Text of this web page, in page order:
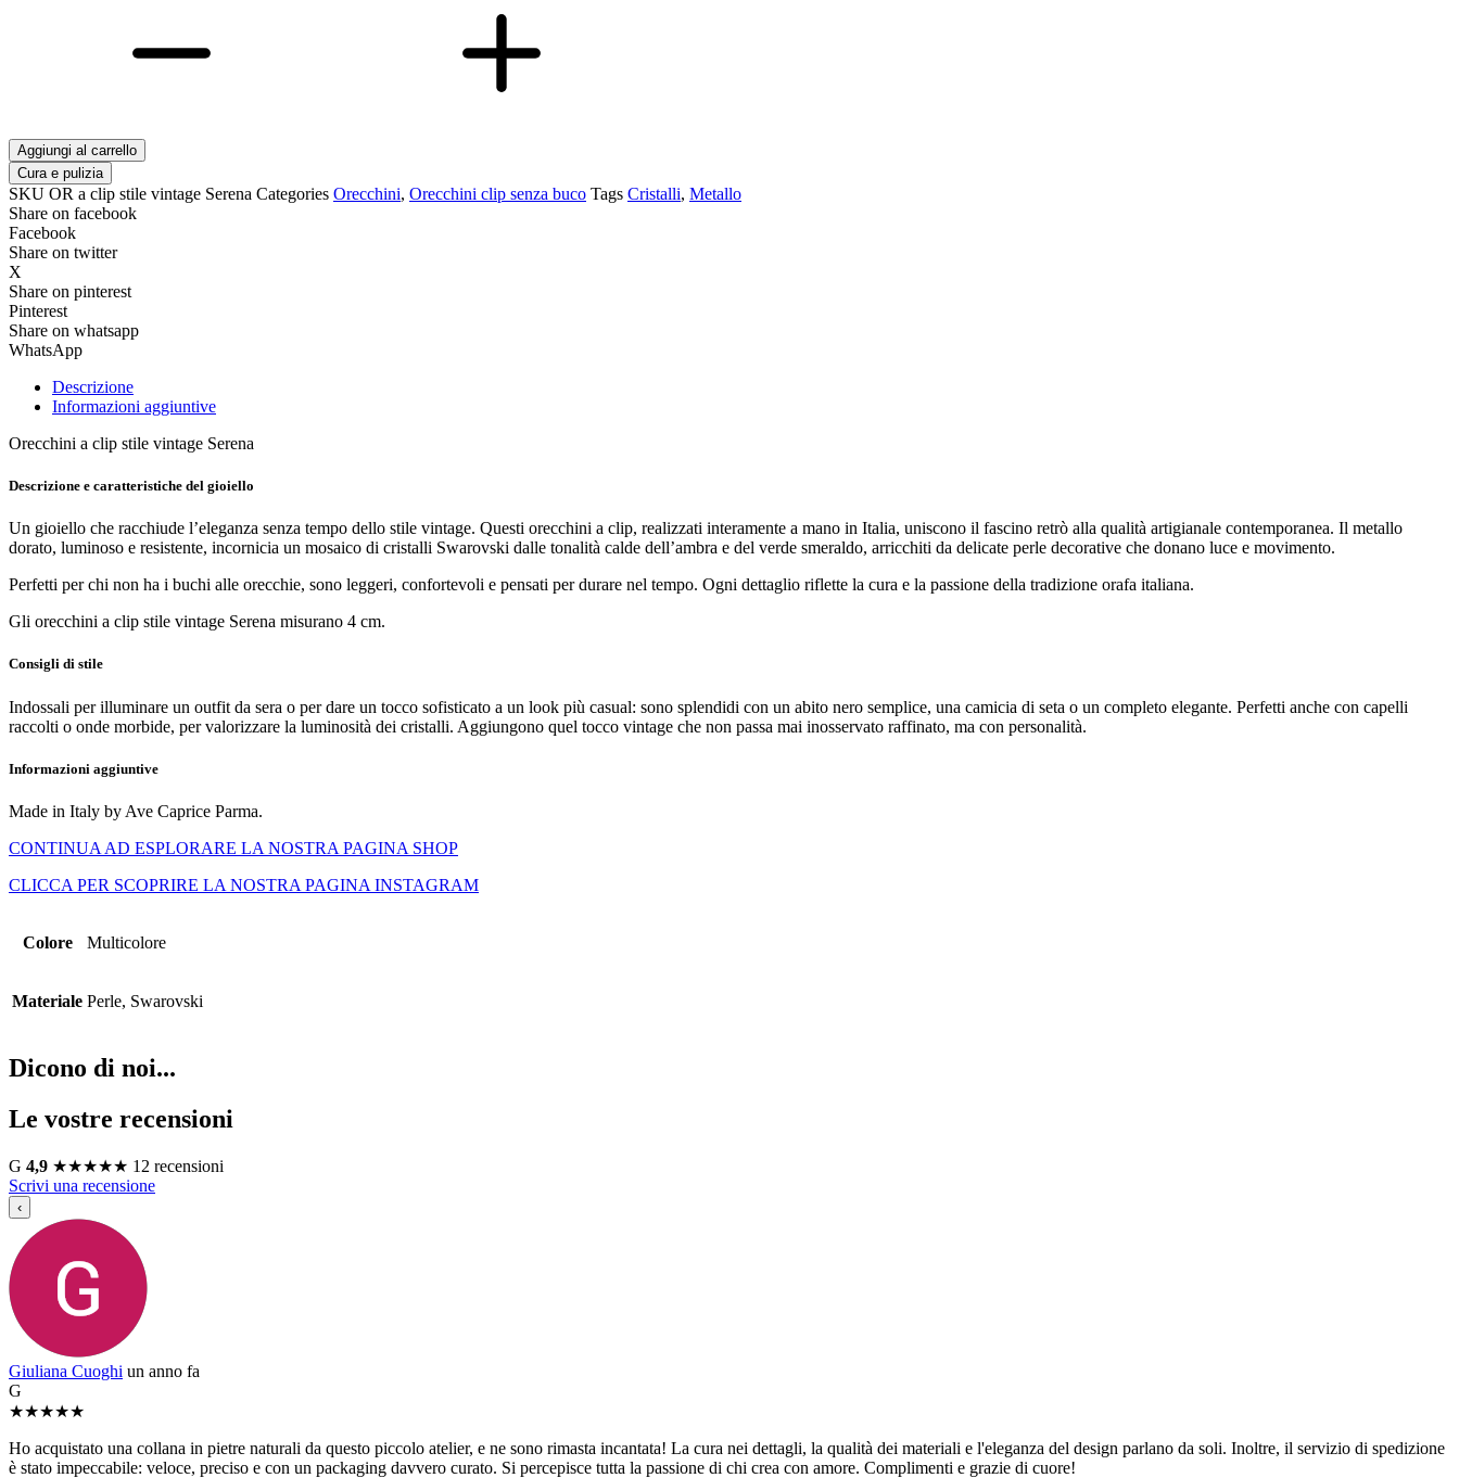
Aggiungi al carrello
Cura e pulizia
SKU OR a clip stile vintage Serena Categories Orecchini, Orecchini clip senza buco Tags Cristalli, Metallo
Share on facebook
Facebook
Share on twitter
X
Share on pinterest
Pinterest
Share on whatsapp
WhatsApp
Descrizione
Informazioni aggiuntive
Orecchini a clip stile vintage Serena
Descrizione e caratteristiche del gioiello
Un gioiello che racchiude l’eleganza senza tempo dello stile vintage. Questi orecchini a clip, realizzati interamente a mano in Italia, uniscono il fascino retrò alla qualità artigianale contemporanea. Il metallo
dorato, luminoso e resistente, incornicia un mosaico di cristalli Swarovski dalle tonalità calde dell’ambra e del verde smeraldo, arricchiti da delicate perle decorative che donano luce e movimento.
Perfetti per chi non ha i buchi alle orecchie, sono leggeri, confortevoli e pensati per durare nel tempo. Ogni dettaglio riflette la cura e la passione della tradizione orafa italiana.
Gli orecchini a clip stile vintage Serena misurano 4 cm.
Consigli di stile
Indossali per illuminare un outfit da sera o per dare un tocco sofisticato a un look più casual: sono splendidi con un abito nero semplice, una camicia di seta o un completo elegante. Perfetti anche con capelli
raccolti o onde morbide, per valorizzare la luminosità dei cristalli. Aggiungono quel tocco vintage che non passa mai inosservato raffinato, ma con personalità.
Informazioni aggiuntive
Made in Italy by Ave Caprice Parma.
CONTINUA AD ESPLORARE LA NOSTRA PAGINA SHOP
CLICCA PER SCOPRIRE LA NOSTRA PAGINA INSTAGRAM
Colore Multicolore
Materiale Perle, Swarovski
Dicono di noi...
Le vostre recensioni
G 4,9 ★★★★★ 12 recensioni
Scrivi una recensione
‹
Giuliana Cuoghi un anno fa
G
★★★★★
Ho acquistato una collana in pietre naturali da questo piccolo atelier, e ne sono rimasta incantata! La cura nei dettagli, la qualità dei materiali e l'eleganza del design parlano da soli. Inoltre, il servizio di spedizione
è stato impeccabile: veloce, preciso e con un packaging davvero curato. Si percepisce tutta la passione di chi crea con amore. Complimenti e grazie di cuore!